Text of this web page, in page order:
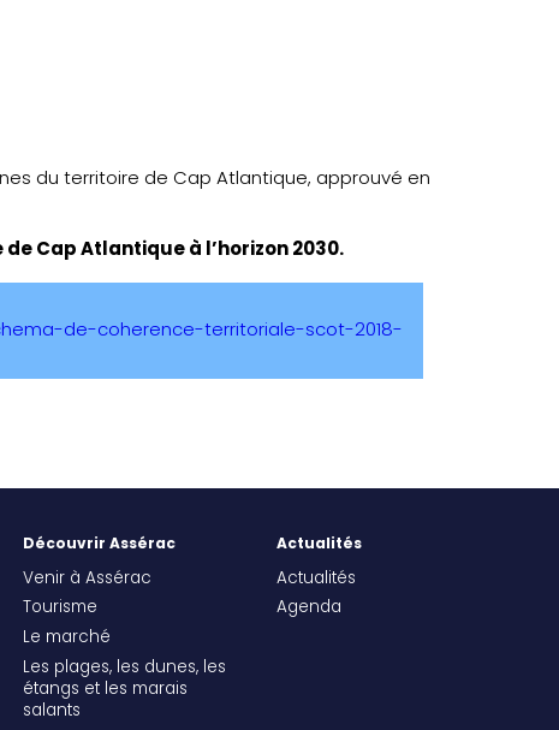
du territoire de Cap Atlantique, approuvé en
Cap Atlantique à l’horizon 2030.
de-coherence-territoriale-scot-2018-
Découvrir Assérac
Venir à Assérac
Tourisme
Le marché
Les plages, les dunes, les
étangs et les marais
salants
Actualités
Actualités
Agenda